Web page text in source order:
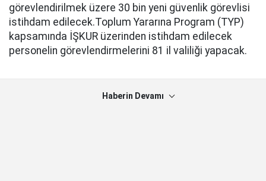
görevlendirilmek üzere 30 bin yeni güvenlik görevlisi
istihdam edilecek.Toplum Yararına Program (TYP)
kapsamında İŞKUR üzerinden istihdam edilecek
personelin görevlendirmelerini 81 il valiliği yapacak.
Haberin Devamı